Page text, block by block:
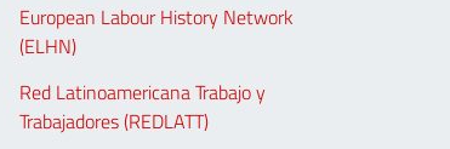
European Labour History Network
(ELHN)
Red Latinoamericana Trabajo y
Trabajadores (REDLATT)